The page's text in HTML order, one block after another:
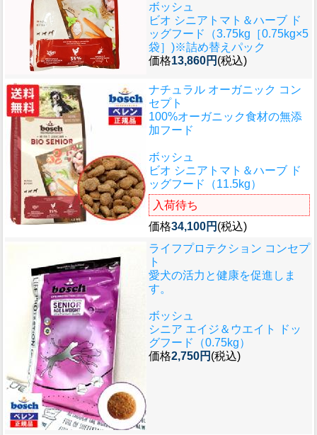
ボッシュ
ビオ シニアトマト＆ハーブ ド
ッグフード（3.75kg［0.75kg×5
袋］)※詰め替えパック
価格13,860円 (税込)
ナチュラル オーガニック コン
セプト
100%オーガニック食材の無添
加フード
ボッシュ
ビオ シニアトマト＆ハーブ ド
ッグフード（11.5kg）
入荷待ち
価格34,100円 (税込)
ライフプロテクション コンセプ
ト
愛犬の活力と健康を促進しま
す。
ボッシュ
シニア エイジ＆ウエイト ドッ
グフード（0.75kg）
価格2,750円 (税込)